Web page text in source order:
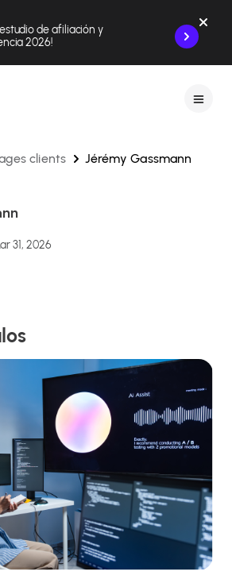
de afiliación y
2026!
clients Jérémy Gassmann
31, 2026